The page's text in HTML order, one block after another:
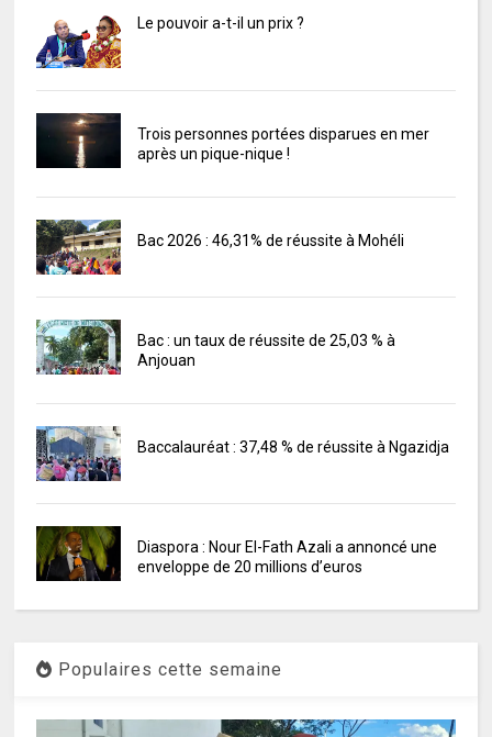
Le pouvoir a-t-il un prix ?
Trois personnes portées disparues en mer
après un pique-nique !
Bac 2026 : 46,31% de réussite à Mohéli
Bac : un taux de réussite de 25,03 % à
Anjouan
Baccalauréat : 37,48 % de réussite à Ngazidja
Diaspora : Nour El-Fath Azali a annoncé une
enveloppe de 20 millions d’euros
Populaires cette semaine